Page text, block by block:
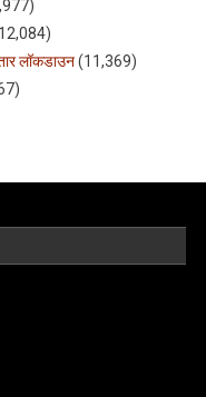
लॉकडाउन(11,369)